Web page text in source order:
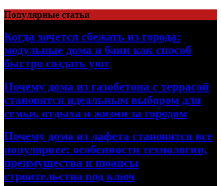
Перейти
к
содержимому
Популярные статьи
Когда хочется сбежать из города:
модульные дома и бани как способ
быстро создать уют
Почему дома из газобетона с террасой
становятся идеальным выбором для
семьи, отдыха и жизни за городом
Почему дома из лафета становятся все
популярнее: особенности технологии,
преимущества и нюансы
строительства под ключ